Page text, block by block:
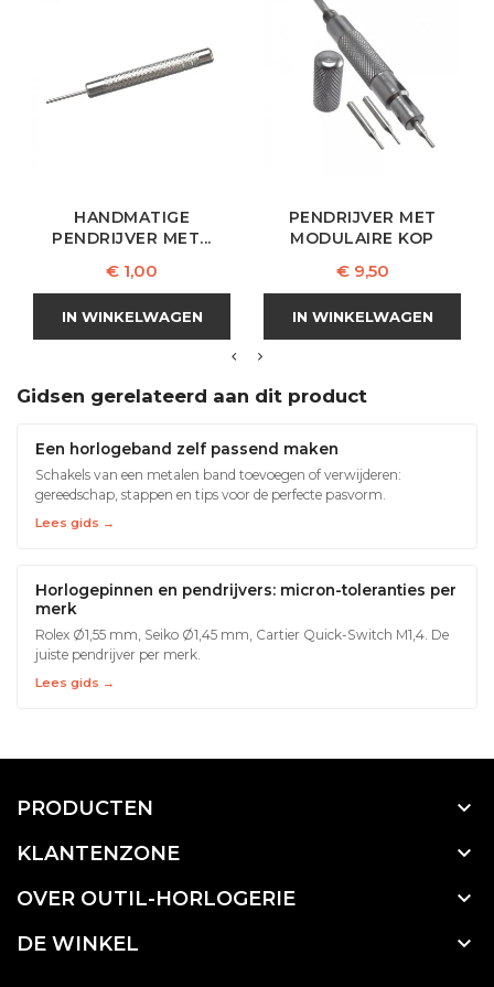
HANDMATIGE
PENDRIJVER MET...
Prijs
€ 1,00
IN WINKELWAGEN
PENDRIJVER MET
MODULAIRE KOP
Prijs
€ 9,50
IN WINKELWAGEN
Gidsen gerelateerd aan dit product
Een horlogeband zelf passend maken
Schakels van een metalen band toevoegen of verwijderen:
gereedschap, stappen en tips voor de perfecte pasvorm.
Lees gids →
Horlogepinnen en pendrijvers: micron-toleranties per
merk
Rolex Ø1,55 mm, Seiko Ø1,45 mm, Cartier Quick-Switch M1,4. De
juiste pendrijver per merk.
Lees gids →
PRODUCTEN 
KLANTENZONE 
OVER OUTIL-HORLOGERIE 
DE WINKEL 